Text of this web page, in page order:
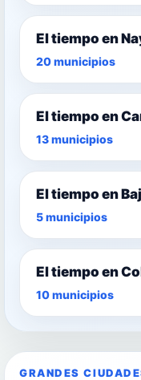
El tiempo en
20 municipios
El tiempo en
13 municipios
El tiempo en
5 municipios
El tiempo en
10 municipios
GRANDES